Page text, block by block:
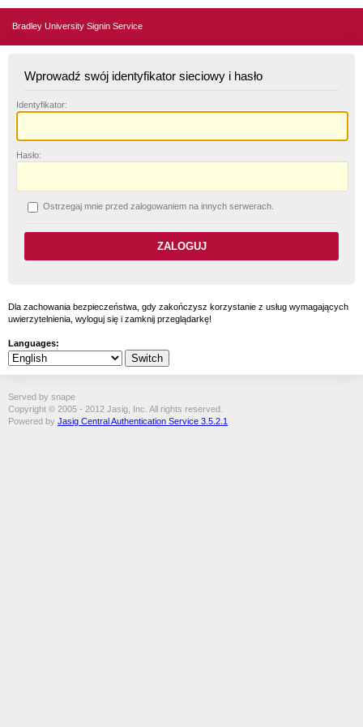
Bradley University Signin Service
Wprowadź swój identyfikator sieciowy i hasło
Identyfikator:
Hasło:
Ostrzegaj mnie przed zalogowaniem na innych serwerach.
Dla zachowania bezpieczeństwa, gdy zakończysz korzystanie z usług wymagających
uwierzytelnienia, wyloguj się i zamknij przeglądarkę!
Languages:
Served by snape
Copyright © 2005 - 2012 Jasig, Inc. All rights reserved.
Powered by Jasig Central Authentication Service 3.5.2.1